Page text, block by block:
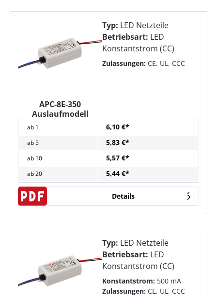
APC-8E-350
Auslaufmodell
Typ: LED Netzteile
Betriebsart: LED
Konstantstrom (CC)
Zulassungen: CE, UL, CCC
ab 1 6,10 €*
ab5 5,83 €*
ab 10 5,57 €*
ab20 5,44 €*
Details
Typ: LED Netzteile
Betriebsart: LED
Konstantstrom (CC)
Konstantstrom: 500 mA
Zulassungen: CE, UL, CCC